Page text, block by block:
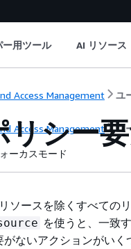
用ツール AI リソース
Access Management ユ
Access Management ユ
リシー
ーカスモード
ソースを除くすべての
を使うと、一致
ないアクションがい